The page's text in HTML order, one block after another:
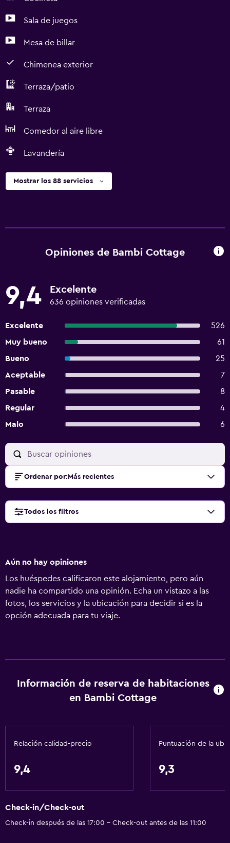
Sala de juegos
Mesa de billar
Chimenea exterior
Terraza/patio
Terraza
Comedor al aire libre
Lavandería
Mostrar los 88 servicios
Opiniones de Bambi Cottage
9,4 Excelente
636 opiniones verificadas
Excelente
526
Muy bueno
61
Bueno
25
Aceptable
7
Pasable
8
Regular
4
Malo
6
Ordenar por: Más recientes
Todos los filtros
Aún no hay opiniones
Los huéspedes calificaron este alojamiento, pero aún
nadie ha compartido una opinión. Echa un vistazo a las
fotos, los servicios y la ubicación para decidir si es la
opción adecuada para tu viaje.
Información de reserva de habitaciones
en Bambi Cottage
Relación calidad-precio
9,4
Puntuación de la
9,3
Check-in/Check-out
Check-in después de las 17:00 - Check-out antes de las 11:00